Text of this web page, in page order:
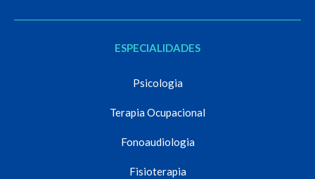
ESPECIALIDADES
Psicologia
Terapia Ocupacional
Fonoaudiologia
Fisioterapia